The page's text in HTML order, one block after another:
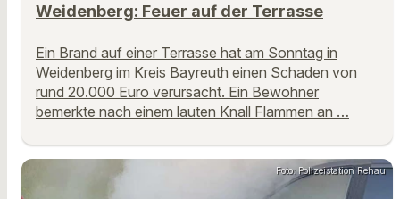
Weidenberg: Feuer auf der Terrasse
Ein Brand auf einer Terrasse hat am Sonntag in
Weidenberg im Kreis Bayreuth einen Schaden von
rund 20.000 Euro verursacht. Ein Bewohner
bemerkte nach einem lauten Knall Flammen an …
Foto: Polizeistation Rehau